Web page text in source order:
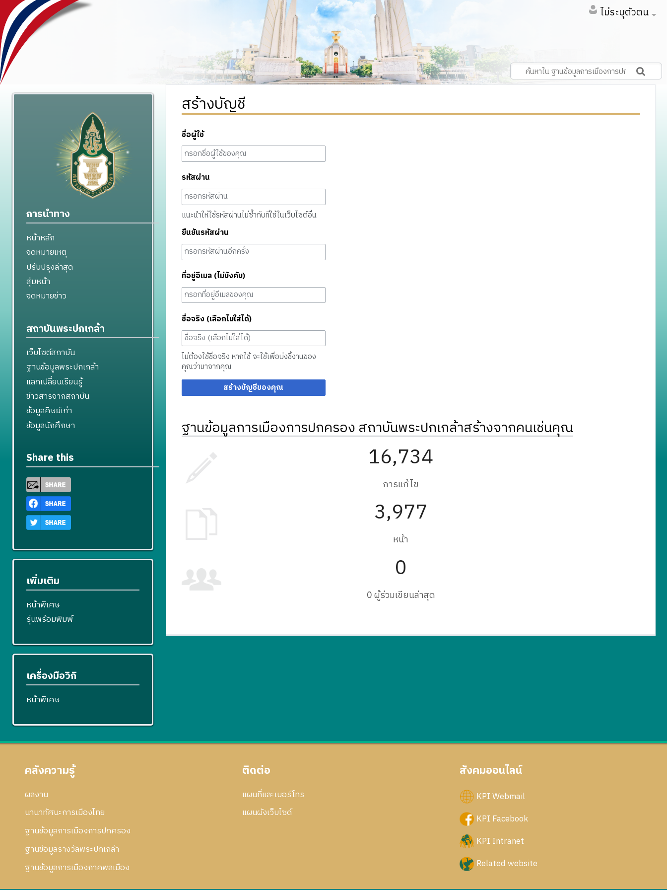
ไม่ระบุตัวตน
สร้างบัญชี
ชื่อผู้ใช้
รหัสผ่าน
แนะนำให้ใช้รหัสผ่านไม่ซ้ำกับที่ใช้ในเว็บไซต์อื่น
ยืนยันรหัสผ่าน
ที่อยู่อีเมล (ไม่บังคับ)
ชื่อจริง (เลือกไม่ใส่ได้)
ไม่ต้องใช้ชื่อจริง หากใช้ จะใช้เพื่อบ่งชี้งานของ
คุณว่ามาจากคุณ
สร้างบัญชีของคุณ
ฐานข้อมูลการเมืองการปกครอง สถาบันพระปกเกล้าสร้างจากคนเช่นคุณ
16,734
การแก้ไข
3,977
หน้า
0
0 ผู้ร่วมเขียนล่าสุด
การนำทาง
หน้าหลัก
จดหมายเหตุ
ปรับปรุงล่าสุด
สุ่มหน้า
จดหมายข่าว
สถาบันพระปกเกล้า
เว็บไซต์สถาบัน
ฐานข้อมูลพระปกเกล้า
แลกเปลี่ยนเรียนรู้
ข่าวสารจากสถาบัน
ข้อมูลศิษย์เก่า
ข้อมูลนักศึกษา
Share this
เพิ่มเติม
หน้าพิเศษ
รุ่นพร้อมพิมพ์
เครื่องมือวิกิ
หน้าพิเศษ
คลังความรู้
ผลงาน
นานาทัศนะการเมืองไทย
ฐานข้อมูลการเมืองการปกครอง
ฐานข้อมูลรางวัลพระปกเกล้า
ฐานข้อมูลการเมืองภาคพลเมือง
ติดต่อ
แผนที่และเบอร์โทร
แผนผังเว็บไซด์
สังคมออนไลน์
KPI Webmail
KPI Facebook
KPI Intranet
Related website